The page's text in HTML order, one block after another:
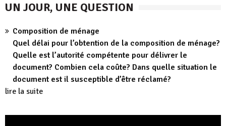
UN JOUR, UNE QUESTION
Composition de ménage
Quel délai pour l’obtention de la composition de ménage?
Quelle est l’autorité compétente pour délivrer le
document? Combien cela coûte? Dans quelle situation le
document est il susceptible d’être réclamé?
lire la suite